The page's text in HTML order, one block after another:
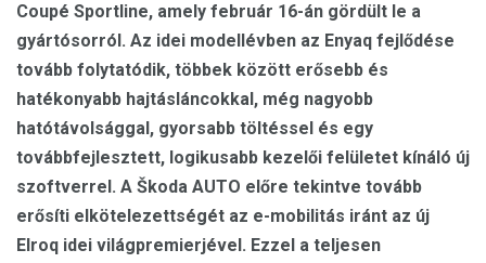
Coupé Sportline, amely február 16-án gördült le a
gyártósorról. Az idei modellévben az Enyaq fejlődése
tovább folytatódik, többek között erősebb és
hatékonyabb hajtásláncokkal, még nagyobb
hatótávolsággal, gyorsabb töltéssel és egy
továbbfejlesztett, logikusabb kezelői felületet kínáló új
szoftverrel. A Škoda AUTO előre tekintve tovább
erősíti elkötelezettségét az e-mobilitás iránt az új
Elroq idei világpremierjével. Ezzel a teljesen